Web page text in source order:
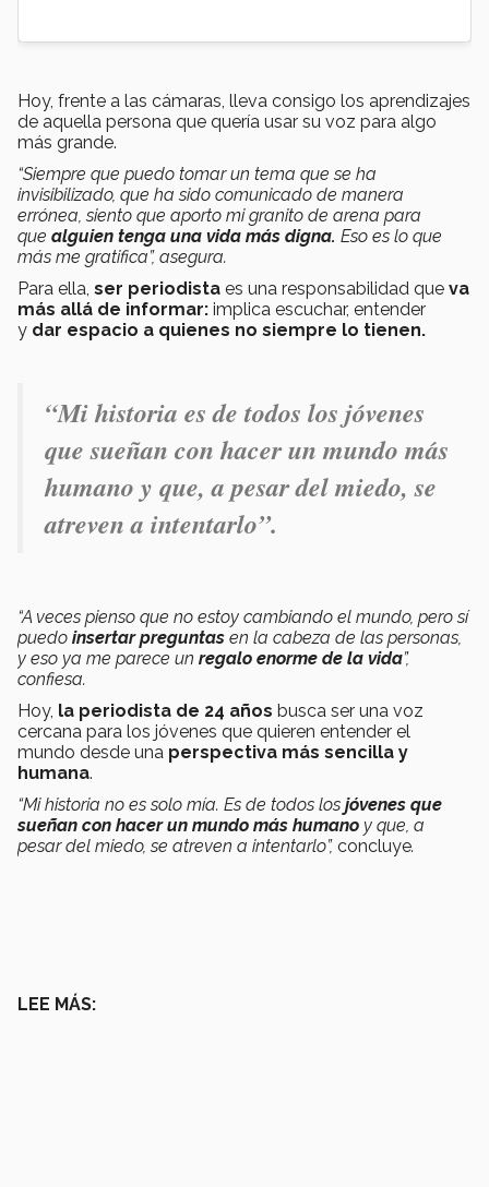
Hoy, frente a las cámaras, lleva consigo los aprendizajes
de aquella persona que quería usar su voz para algo
más grande.
“Siempre que puedo tomar un tema que se ha
invisibilizado, que ha sido comunicado de manera
errónea, siento que aporto mi granito de arena para
que alguien tenga una vida más digna. Eso es lo que
más me gratifica”, asegura.
Para ella, ser periodista es una responsabilidad que va
más allá de informar: implica escuchar, entender
y dar espacio a quienes no siempre lo tienen.
“Mi historia es de todos los jóvenes
que sueñan con hacer un mundo más
humano y que, a pesar del miedo, se
atreven a intentarlo”.
“A veces pienso que no estoy cambiando el mundo, pero sí
puedo insertar preguntas en la cabeza de las personas,
y eso ya me parece un regalo enorme de la vida”,
confiesa.
Hoy, la periodista de 24 años busca ser una voz
cercana para los jóvenes que quieren entender el
mundo desde una perspectiva más sencilla y
humana.
“Mi historia no es solo mía. Es de todos los jóvenes que
sueñan con hacer un mundo más humano y que, a
pesar del miedo, se atreven a intentarlo”, concluye.
LEE MÁS: